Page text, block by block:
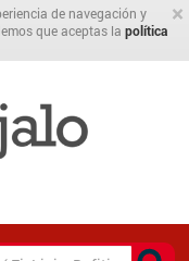
×
de navegación y
que aceptas la política